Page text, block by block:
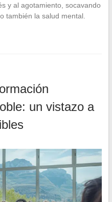
y al agotamiento, socavando
también la salud mental.
un vistazo a